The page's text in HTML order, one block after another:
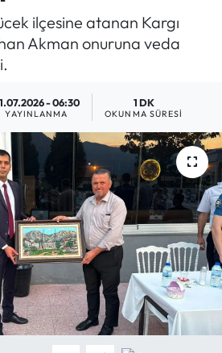
ilçesine atanan Kargı
Akman onuruna veda
- 06:30
YAYINLANMA
1 DK
OKUNMA SÜRESI
Haberleri
ve Fikstür